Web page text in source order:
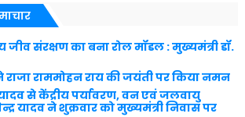
जीव संरक्षण का बना रोल मॉडल : मुख्यमंत्री डॉ.
राजा राममोहन राय की जयंती पर किया नमन
से केंद्रीय पर्यावरण, वन एवं जलवायु
यादव ने शुक्रवार को मुख्यमंत्री निवास पर